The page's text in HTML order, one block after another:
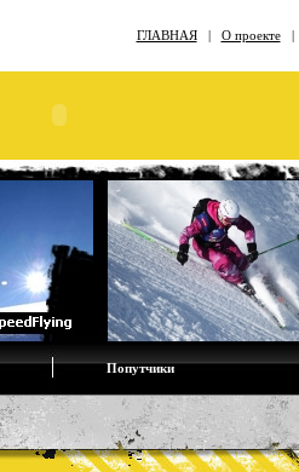
ГЛАВНАЯ| О проекте|
Попутчики